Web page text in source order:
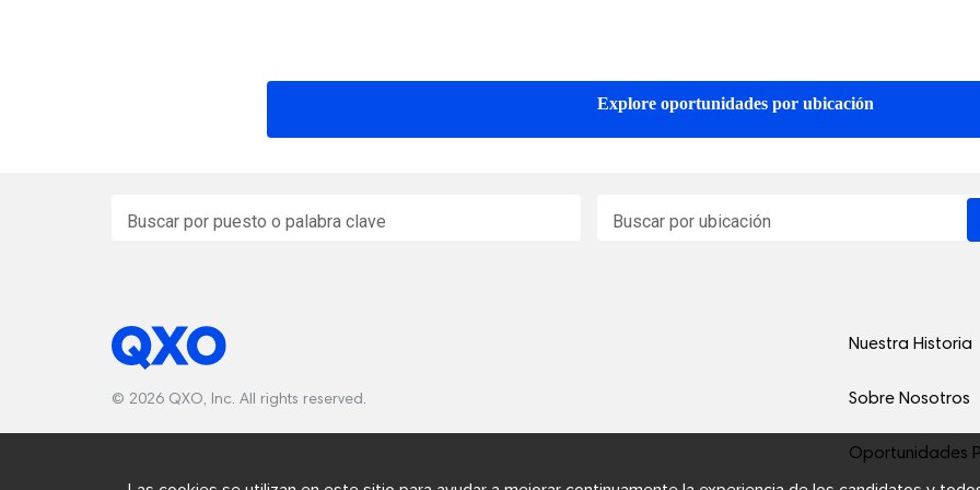
Explore oportunidades por ubicación
Buscar por puesto o palabra clave Buscar por ubicación
© 2026 QXO, Inc. All rights reserved.
Nuestra Historia
Sobre Nosotros
Oportunidades